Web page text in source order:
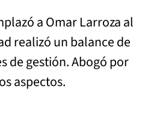
a Omar Larroza al
realizó un balance de
de gestión. Abogó por
aspectos.